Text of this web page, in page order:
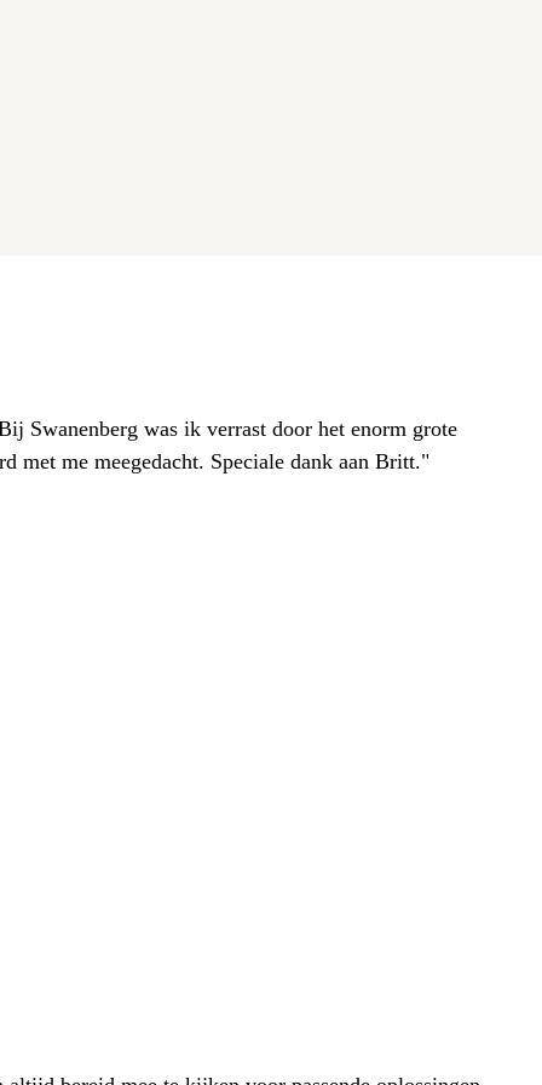
Swanenberg was ik verrast door het enorm grote
met me meegedacht. Speciale dank aan Britt."